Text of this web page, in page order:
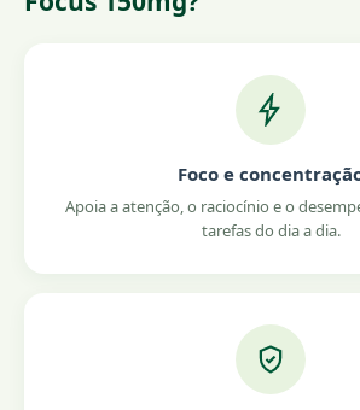
Foco e
Apoia a atenção, o raciocínio e o
tarefas do dia a dia.